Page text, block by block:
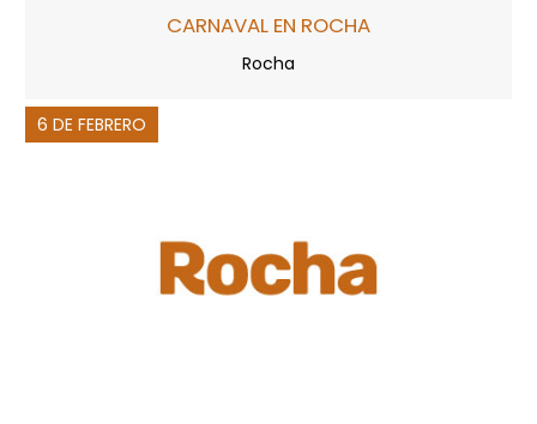
CARNAVAL EN ROCHA
Rocha
6 DE FEBRERO